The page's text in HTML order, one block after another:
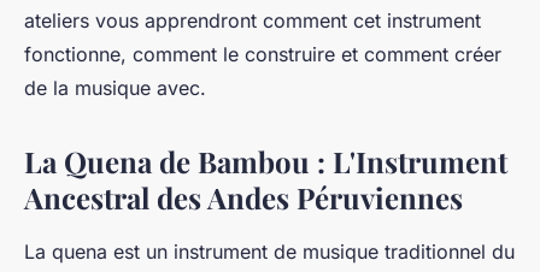
ateliers vous apprendront comment cet instrument
fonctionne, comment le construire et comment créer
de la musique avec.
La Quena de Bambou : L'Instrument
Ancestral des Andes Péruviennes
La quena est un instrument de musique traditionnel du